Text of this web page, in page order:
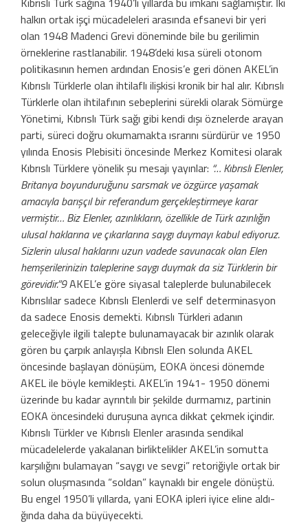
halkın or­tak işçi mücadeleleri arasında efsanevi bir yeri
olan 1948 Madenci Grevi döneminde bile bu gerilimin
örneklerine rastlanabilir. 1948’deki kısa süreli otonom
politikası­nın hemen ardından Enosis’e geri dönen AKEL’in
Kıbrıslı Türklerle olan ihtilaflı ilişkisi kro­nik bir hal alır. Kıbrıslı
Türklerle olan ihtilafının sebeplerini sürekli olarak Sömürge
Yönetimi, Kıbrıs­lı Türk sağı gibi kendi dışı öznelerde arayan
parti, sü­reci doğru okumamakta ısrarını sürdürür ve 1950
yılında Enosis Plebisiti ön­cesinde Merkez Komitesi olarak
Kıbrıslı Türklere yönelik şu mesajı yayınlar: “… Kıbrıslı Elenler,
Britan­ya boyunduruğunu sarsmak ve özgürce ya­şamak
amacıyla barışçıl bir referandum ger­çekleştirmeye karar
vermiştir… Biz Elenler, azınlıkların, özellikle de Türk azınlığın
ulusal haklarına ve çıkarlarına saygı duymayı kabul ediyoruz.
Sizlerin ulusal haklarını uzun va­dede savunacak olan Elen
hemşerilerinizin taleplerine saygı duymak da siz Türklerin bir
görevidir.”9AKEL’e göre siyasal taleplerde bulunabilecek
Kıbrıslılar sadece Kıbrıslı Elenlerdi ve self determinasyon
da sadece Enosis demekti. Kıbrıslı Türkleri adanın
geleceğiyle ilgili talepte bulunamayacak bir azınlık olarak
gören bu çarpık anlayışla Kıbrıslı Elen solunda AKEL
öncesinde baş­layan dönüşüm, EOKA öncesi dönemde
AKEL ile böyle kemikleşti. AKEL’in 1941- 1950 dönemi
üzerinde bu kadar ayrıntılı bir şekilde durmamız, partinin
EOKA ön­cesindeki duruşuna ayrıca dikkat çekmek içindir.
Kıbrıslı Türkler ve Kıbrıslı Elenler arasında sendikal
mücadelelerde yakala­nan birliktelikler AKEL’in somutta
karşılı­ğını bulamayan “saygı ve sevgi” retoriğiyle ortak bir
solun oluşmasında “soldan” kay­naklı bir engele dönüştü.
Bu engel 1950’li yıllarda, yani EOKA ipleri iyice eline aldı­
ğında daha da büyüyecekti.